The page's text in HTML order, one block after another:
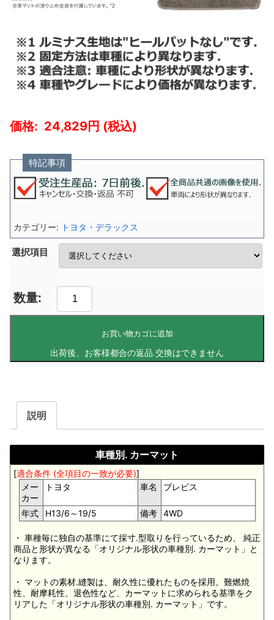
24,829
特記事項
選択項目
お買い物カゴに追加
カテゴリー: トヨタ・デラックス
説明
車種別. カーマット
[適合条件 (全項目の一致が必要)]
メー
カー
トヨタ 車名 ブレビス
年式 H13/6～19/5 備考 4WD
・ 車種毎に独自の基準にて採寸.型取りを行っているため、 純正
商品と形状が異なる「オリジナル形状の車種別. カーマット」と
なります。
・ マットの素材.縫製は、耐久性に優れたものを採用。難燃焼
性、耐摩耗性、退色性など、カーマットに求められる基準をク
リアした「オリジナル形状の車種別. カーマット」です。